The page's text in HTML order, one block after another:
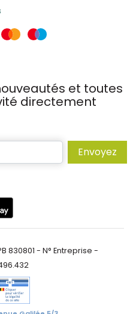
et toutes
directement
Envoyez
830801 - N° Entreprise -